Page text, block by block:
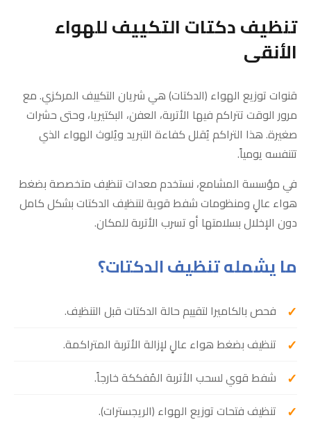
تنظيف دكتات التكييف للهواء
الأنقى
قنوات توزيع الهواء (الدكتات) هي شريان التكييف المركزي. مع
مرور الوقت تتراكم فيها الأتربة، العفن، البكتيريا، وحتى حشرات
صغيرة. هذا التراكم يُقلل كفاءة التبريد ويُلوث الهواء الذي
تتنفسه يومياً.
في مؤسسة المشامع، نستخدم معدات تنظيف متخصصة بضغط
هواء عالٍ ومنظومات شفط قوية لتنظيف الدكتات بشكل كامل
دون الإخلال بسلامتها أو تسرب الأتربة للمكان.
ما يشمله تنظيف الدكتات؟
فحص بالكاميرا لتقييم حالة الدكتات قبل التنظيف.
تنظيف بضغط هواء عالٍ لإزالة الأتربة المتراكمة.
شفط قوي لسحب الأتربة المُفككة خارجاً.
تنظيف فتحات توزيع الهواء (الريجسترات).